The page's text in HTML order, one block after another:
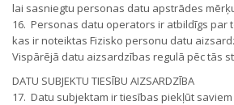
lai sasniegtu personas datu apstrādes
16. Personas datu operators ir atbildīgs par
kas ir noteiktas Fizisko personu datu
Vispārējā datu aizsardzības regulā pēc tās
DATU SUBJEKTU TIESĪBU AIZSARDZĪBA
17. Datu subjektam ir tiesības piekļūt